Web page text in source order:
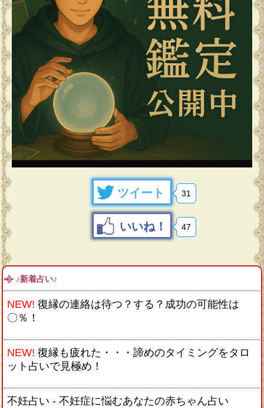
ツイート 31
いいね！ 47
♪新着占い♪
NEW! 復縁の連絡は待つ？する？成功の可能性は
〇％！
NEW! 復縁も疲れた・・・諦めのタイミングをタロ
ット占いで見極め！
不妊占い - 不妊症に悩むあなたの赤ちゃん占い